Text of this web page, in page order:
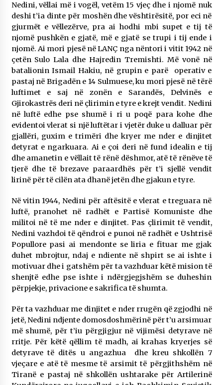
Nedini, vëllai më i vogël, vetëm 15 vjeç dhe i njomë nuk
deshi t’ia dinte për moshën dhe vështirësitë, por eci në
gjurmët e vëllezërve, pra ai hodhi mbi supet e tij të
njomë pushkën e gjatë, më e gjatë se trupi i tij ende i
njomë. Ai mori pjesë në LANÇ nga nëntori i vitit 1942 në
çetën Sulo Lala dhe Hajredin Tremishti. Më vonë në
batalionin Ismail Hakiu, në grupin e parë operativ e
pastaj në Brigadën e 14 Sulmuese, ku mori pjesë në tërë
luftimet e saj në zonën e Sarandës, Delvinës e
Gjirokastrës deri në çlirimin e tyre e krejt vendit. Nedini
në luftë edhe pse shumë i ri u poqë para kohe dhe
evidentoi vlerat si një luftëtar i vjetër duke u dalluar për
gjallëri, guxim e trimëri dhe kryer me nder e dinjitet
detyrat e ngarkuara. Ai e çoi deri në fund idealin e tij
dhe amanetin e vëllait të rënë dëshmor, atë të rënëve të
tjerë dhe të brezave paraardhës për t’i sjellë vendit
lirinë për të cilën ata dhanë jetën dhe gjakun e tyre.
Në vitin 1944, Nedini për aftësitë e vlerat e treguara në
luftë, pranohet në radhët e Partisë Komuniste dhe
militoi në të me nder e dinjitet. Pas çlirimit të vendit,
Nedini vazhdoi të qëndroi e punoi në radhët e Ushtrisë
Popullore pasi ai mendonte se liria e fituar me gjak
duhet mbrojtur, ndaj e ndiente në shpirt se ai ishte i
motivuar dhe i gatshëm për ta vazhduar këtë mision të
shenjtë edhe pse ishte i ndërgjegjshëm se duheshin
përpjekje, privacione e sakrifica të shumta.
Për ta vazhduar me dinjitet e nder rrugën që zgjodhi në
jetë, Nedini ndjente domosdoshmërinë për t’u arsimuar
më shumë, për t’iu përgjigjur në vijimësi detyrave në
rritje. Për këtë qëllim të madh, ai krahas kryerjes së
detyrave të ditës u angazhua dhe kreu shkollën 7
vjeçare e atë të mesme të arsimit të përgjithshëm në
Tiranë e pastaj në shkollën ushtarake për Artilerinë